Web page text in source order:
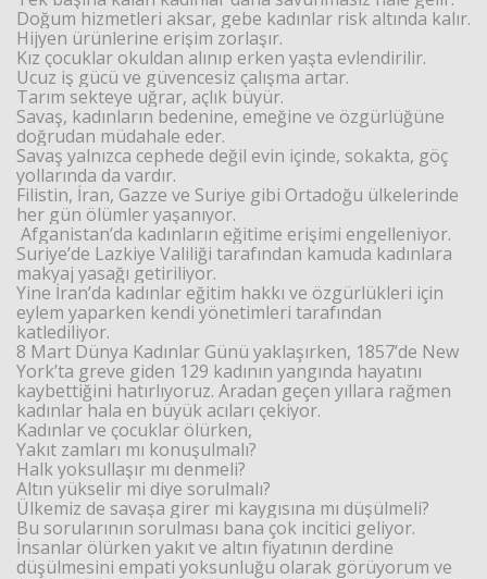
Doğum hizmetleri aksar, gebe kadınlar risk altında kalır.
Hijyen ürünlerine erişim zorlaşır.
Kız çocuklar okuldan alınıp erken yaşta evlendirilir.
Ucuz iş gücü ve güvencesiz çalışma artar.
Tarım sekteye uğrar, açlık büyür.
Savaş, kadınların bedenine, emeğine ve özgürlüğüne
doğrudan müdahale eder.
Savaş yalnızca cephede değil evin içinde, sokakta, göç
yollarında da vardır.
Filistin, İran, Gazze ve Suriye gibi Ortadoğu ülkelerinde
her gün ölümler yaşanıyor.
Afganistan’da kadınların eğitime erişimi engelleniyor.
Suriye’de Lazkiye Valiliği tarafından kamuda kadınlara
makyaj yasağı getiriliyor.
Yine İran’da kadınlar eğitim hakkı ve özgürlükleri için
eylem yaparken kendi yönetimleri tarafından
katlediliyor.
8 Mart Dünya Kadınlar Günü yaklaşırken, 1857’de New
York’ta greve giden 129 kadının yangında hayatını
kaybettiğini hatırlıyoruz. Aradan geçen yıllara rağmen
kadınlar hala en büyük acıları çekiyor.
Kadınlar ve çocuklar ölürken,
Yakıt zamları mı konuşulmalı?
Halk yoksullaşır mı denmeli?
Altın yükselir mi diye sorulmalı?
Ülkemiz de savaşa girer mi kaygısına mı düşülmeli?
Bu sorularının sorulması bana çok incitici geliyor.
İnsanlar ölürken yakıt ve altın fiyatının derdine
düşülmesini empati yoksunluğu olarak görüyorum ve
Haberin Doğru Adresi.